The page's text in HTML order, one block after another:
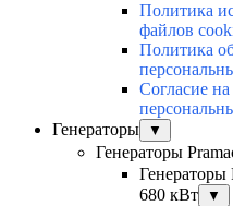
Политика
файлов
Политика
Согласие
Генераторы
▼
Генераторы
Генераторы
680 кВт
▼